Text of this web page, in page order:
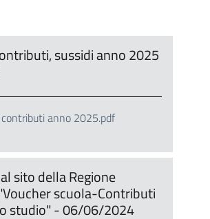
sussidi anno 2025
anno 2025.pdf
sito della Regione
scuola-Contributi
studio" - 06/06/2024